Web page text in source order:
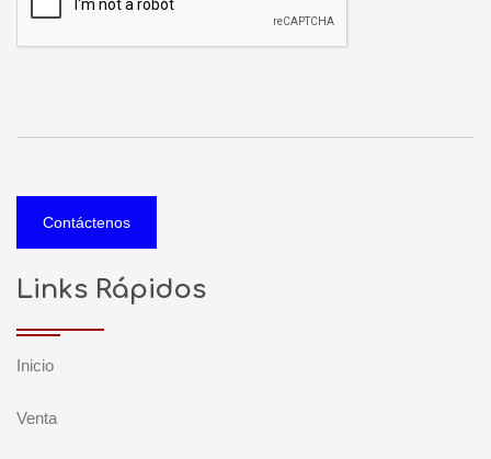
Contáctenos
Links Rápidos
Inicio
Venta